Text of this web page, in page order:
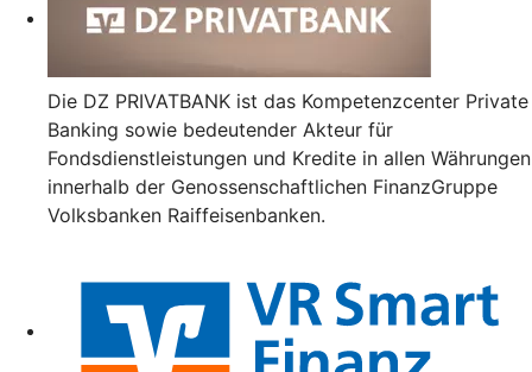
Die DZ PRIVATBANK ist das Kompetenzcenter Private
Banking sowie bedeutender Akteur für
Fondsdienstleistungen und Kredite in allen Währungen
innerhalb der Genossenschaftlichen FinanzGruppe
Volksbanken Raiffeisenbanken.